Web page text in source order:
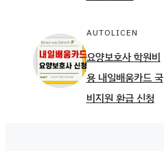
AUTOLICEN
요양보호사 학원비
용 내일배움카드 국
비지원 환급 신청